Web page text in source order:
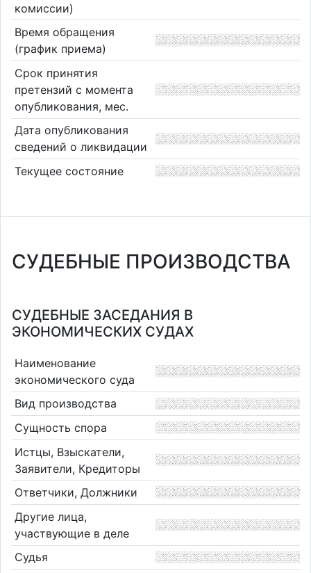
комиссии)
Время обращения
(график приема)
Срок принятия
претензий с момента
опубликования, мес.
Дата опубликования
сведений о ликвидации
Текущее состояние
СУДЕБНЫЕ ПРОИЗВОДСТВА
СУДЕБНЫЕ ЗАСЕДАНИЯ В
ЭКОНОМИЧЕСКИХ СУДАХ
Наименование
экономического суда
Вид производства
Сущность спора
Истцы, Взыскатели,
Заявители, Кредиторы
Ответчики, Должники
Другие лица,
участвующие в деле
Судья